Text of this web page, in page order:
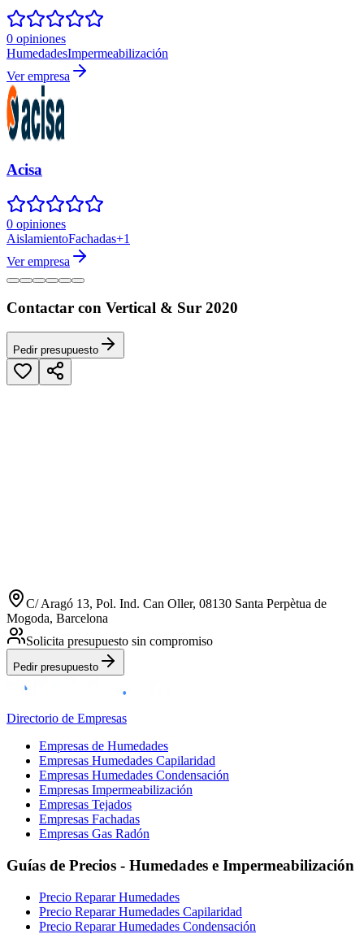
0 opiniones
HumedadesImpermeabilización
Ver empresa
Acisa
0 opiniones
AislamientoFachadas+1
Ver empresa
Contactar con Vertical & Sur 2020
Pedir presupuesto
C/ Aragó 13, Pol. Ind. Can Oller, 08130 Santa Perpètua de
Mogoda, Barcelona
Solicita presupuesto sin compromiso
Pedir presupuesto
Directorio de Empresas
Empresas de Humedades
Empresas Humedades Capilaridad
Empresas Humedades Condensación
Empresas Impermeabilización
Empresas Tejados
Empresas Fachadas
Empresas Gas Radón
Guías de Precios - Humedades e Impermeabilización
Precio Reparar Humedades
Precio Reparar Humedades Capilaridad
Precio Reparar Humedades Condensación